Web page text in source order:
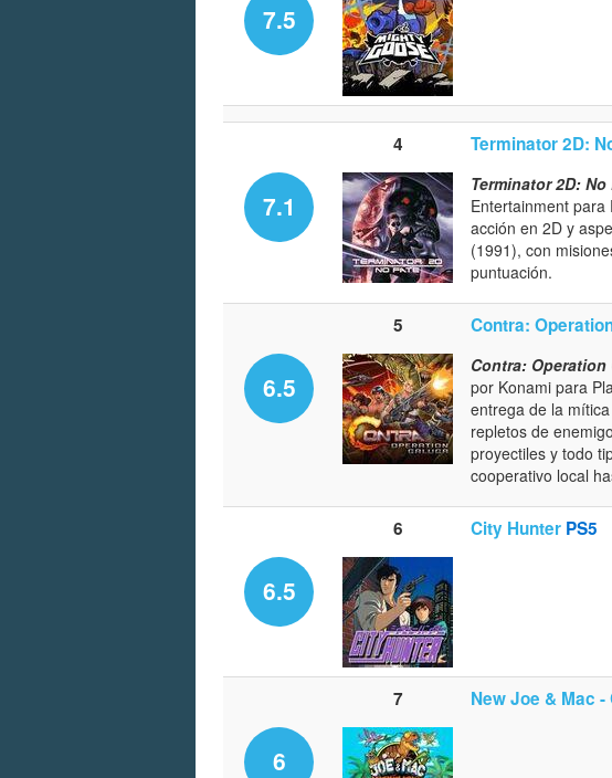
7.5
4 Terminator 2D:
7.1
Terminator 2D: No
Entertainment para
acción en 2D y
(1991), con
puntuación.
5 Contra:
6.5
Contra: Operation
por Konami para
entrega de la
repletos de
proyectiles y todo
cooperativo local
6 City Hunter PS5
6.5
7 New Joe & Mac
6